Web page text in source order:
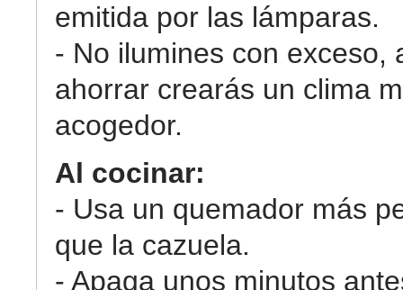
emitida por las lámparas.
- No ilumines con exceso,
ahorrar crearás un clima
acogedor.
Al cocinar:
- Usa un quemador más
que la cazuela.
- Apaga unos minutos